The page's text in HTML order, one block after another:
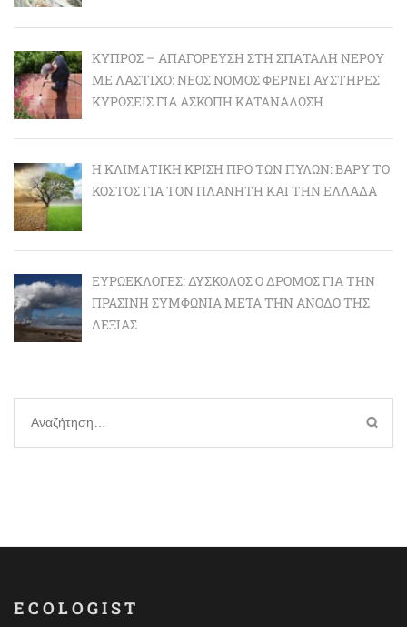
ΚΎΠΡΟΣ – ΑΠΑΓΌΡΕΥΣΗ ΣΤΗ ΣΠΑΤΆΛΗ ΝΕΡΟΎ
ΜΕ ΛΆΣΤΙΧΟ: ΝΈΟΣ ΝΌΜΟΣ ΦΈΡΝΕΙ ΑΥΣΤΗΡΈΣ
ΚΥΡΏΣΕΙΣ ΓΙΑ ΆΣΚΟΠΗ ΚΑΤΑΝΆΛΩΣΗ
Η ΚΛΙΜΑΤΙΚΉ ΚΡΊΣΗ ΠΡΟ ΤΩΝ ΠΥΛΏΝ: BΑΡΎ ΤΟ
ΚΌΣΤΟΣ ΓΙΑ ΤΟΝ ΠΛΑΝΉΤΗ ΚΑΙ ΤΗΝ ΕΛΛΆΔΑ
ΕΥΡΩΕΚΛΟΓΈΣ: ΔΎΣΚΟΛΟΣ Ο ΔΡΌΜΟΣ ΓΙΑ ΤΗΝ
ΠΡΆΣΙΝΗ ΣΥΜΦΩΝΊΑ ΜΕΤΆ ΤΗΝ ΆΝΟΔΟ ΤΗΣ
ΔΕΞΙΆΣ
Αναζήτηση
για:
ECOLOGIST